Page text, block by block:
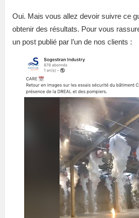
Oui. Mais vous allez devoir suivre ce
obtenir des résultats. Pour vous
un post publié par l’un de nos clients :